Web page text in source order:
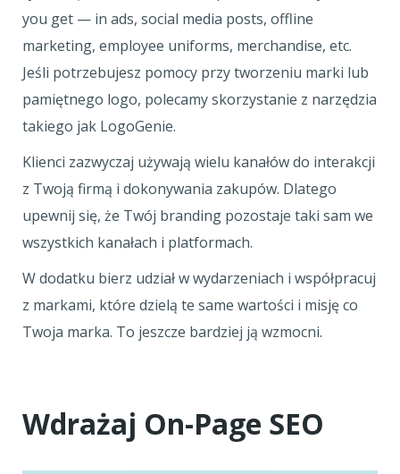
you get — in ads, social media posts, offline
marketing, employee uniforms, merchandise, etc.
Jeśli potrzebujesz pomocy przy tworzeniu marki lub
pamiętnego logo, polecamy skorzystanie z narzędzia
takiego jak LogoGenie.
Klienci zazwyczaj używają wielu kanałów do interakcji
z Twoją firmą i dokonywania zakupów. Dlatego
upewnij się, że Twój branding pozostaje taki sam we
wszystkich kanałach i platformach.
W dodatku bierz udział w wydarzeniach i współpracuj
z markami, które dzielą te same wartości i misję co
Twoja marka. To jeszcze bardziej ją wzmocni.
Wdrażaj On-Page SEO